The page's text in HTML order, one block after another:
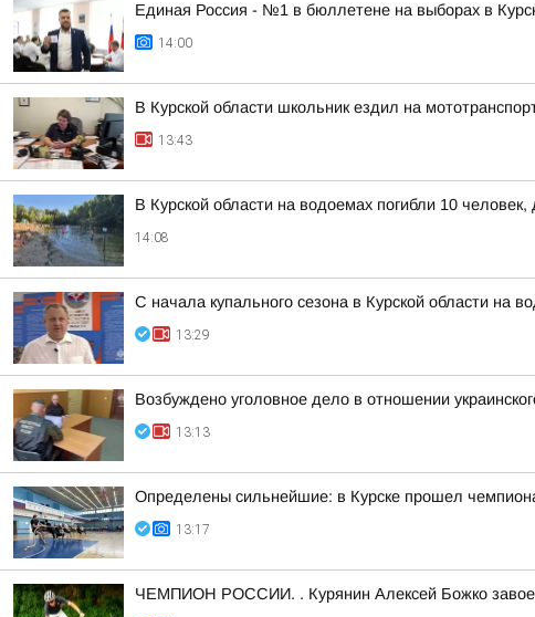
Единая Россия - №1 в бюллетене на выборах в
14:00
В Курской области школьник ездил на
13:43
В Курской области на водоемах погибли 10 человек,
14:08
С начала купального сезона в Курской области на
13:29
Возбуждено уголовное дело в отношении
13:13
Определены сильнейшие: в Курске прошел
13:17
ЧЕМПИОН РОССИИ. . Курянин Алексей Божко